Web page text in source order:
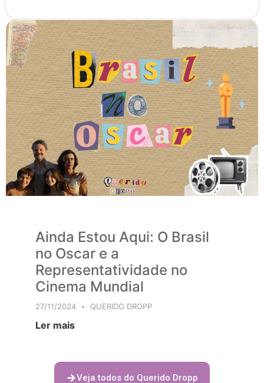
Ainda Estou Aqui: O Brasil
no Oscar e a
Representatividade no
Cinema Mundial
27/11/2024 QUERIDO DROPP
Ler mais
Veja todos do Querido Dropp